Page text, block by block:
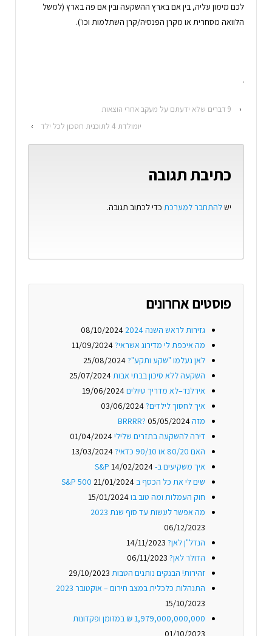
לכם מימון עליה, בין אם בארץ ההשקעה ובין אם פה בארץ (למשל
הלוואה מסחרית או מקרן הפנסיה/קרן השתלמות וכו').
.
‹
9 דברים שלא ידעתם על מעקב אחרי הוצאות
יומולדת 4 לתוכנית חסכון לכל ילד
›
כתיבת תגובה
ישלהתחבר למערכת כדי לכתוב תגובה.
פוסטים אחרונים
גזירות לראש השנה 2024
08/10/2024
מה איכפת לי מדירוג אשראי?11/09/2024
לאן נעלמו "שקע ותקע"?25/08/2024
השקעה ללא סיכון בבתי אבות25/07/2024
אירלנד–לא מדריך טיולים19/06/2024
איך לחסוך לילדים?03/06/2024
מזה BRRRR?05/05/2024
דירה להשקעה בתזרים שלילי01/04/2024
האם 80/20 או 90/10 כדאי?
13/03/2024
איך משקיעים ב- S&P14/02/2024
שים לי את כל הכסף ב S&P 50021/01/2024
חוק העמלות ומה טוב בו15/01/2024
מה אפשר לעשות עד סוף שנת 2023
06/12/2023
הנדל"ן לאן? 14/11/2023
הדולר לאן? 06/11/2023
זהירות! הבנקים נותנים הטבות 29/10/2023
התנהלות כלכלית במצב חירום – אוקטובר 2023
15/10/2023
1,979,000,000,000 ₪ במזומן ופקדונות
01/10/2023